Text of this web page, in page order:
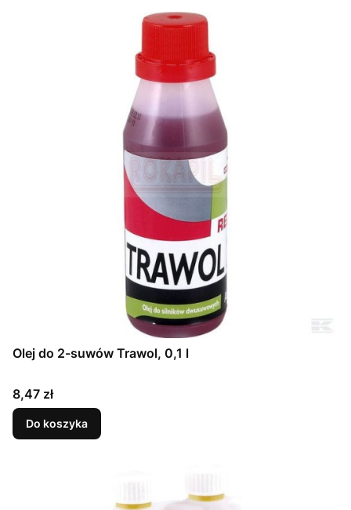
Olej do 2-suwów Trawol, 0,1 l
Cena
8,47 zł
Do koszyka